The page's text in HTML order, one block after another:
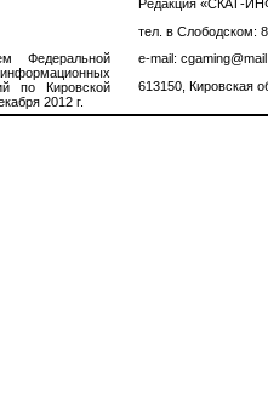
Федеральной
по Кировской
2012 г.
Редакция «СКАТ-
тел. в Слободском:
e-mail:
613150, Кировская